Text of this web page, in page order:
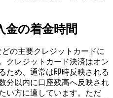
金の着金時間
の主要クレジットカードに
クレジットカード決済はオン
ため、通常は即時反映される
分以内に口座残高へ反映され
い方に適しています。ただ